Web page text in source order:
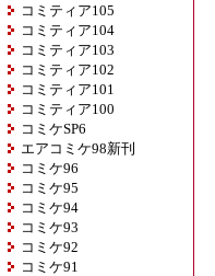
コミティア105
コミティア104
コミティア103
コミティア102
コミティア101
コミティア100
コミケSP6
エアコミケ98新刊
コミケ96
コミケ95
コミケ94
コミケ93
コミケ92
コミケ91